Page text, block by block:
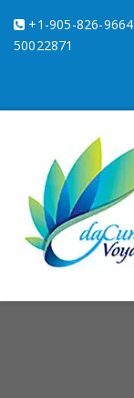
+1-905-826-9664
50022871